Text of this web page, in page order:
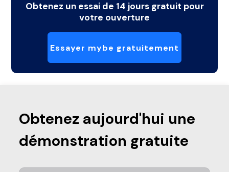
Obtenez un essai de 14 jours gratuit pour
votre ouverture
Essayer mybe gratuitement
Obtenez aujourd'hui une
démonstration gratuite